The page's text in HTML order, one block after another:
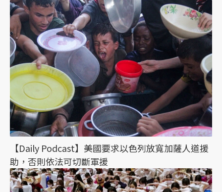
【Daily Podcast】美國要求以色列放寬加薩人道援
助，否則依法可切斷軍援